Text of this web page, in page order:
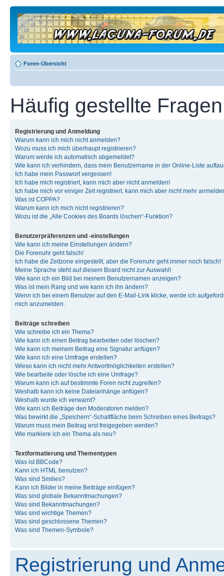
Foren-Übersicht
Häufig gestellte Fragen
Registrierung und Anmeldung
Warum kann ich mich nicht anmelden?
Wozu muss ich mich überhaupt registrieren?
Warum werde ich automatisch abgemeldet?
Wie kann ich verhindern, dass mein Benutzername in der Online-Liste
Ich habe mein Passwort vergessen!
Ich habe mich registriert, kann mich aber nicht anmelden!
Ich habe mich vor einiger Zeit registriert, kann mich aber nicht mehr
Was ist COPPA?
Warum kann ich mich nicht registrieren?
Wozu ist die „Alle Cookies des Boards löschen“-Funktion?
Benutzerpräferenzen und -einstellungen
Wie kann ich meine Einstellungen ändern?
Die Forenuhr geht falsch!
Ich habe die Zeitzone eingestellt, aber die Forenuhr geht immer noch falsch!
Meine Sprache steht auf diesem Board nicht zur Auswahl!
Wie kann ich ein Bild bei meinem Benutzernamen anzeigen?
Was ist mein Rang und wie kann ich ihn ändern?
Wenn ich bei einem Benutzer auf den E-Mail-Link klicke, werde ich
mich anzumelden.
Beiträge schreiben
Wie schreibe ich ein Thema?
Wie kann ich einen Beitrag bearbeiten oder löschen?
Wie kann ich meinem Beitrag eine Signatur anfügen?
Wie kann ich eine Umfrage erstellen?
Wieso kann ich nicht mehr Antwortmöglichkeiten erstellen?
Wie bearbeite oder lösche ich eine Umfrage?
Warum kann ich auf bestimmte Foren nicht zugreifen?
Weshalb kann ich keine Dateianhänge anfügen?
Weshalb wurde ich verwarnt?
Wie kann ich Beiträge den Moderatoren melden?
Was bewirkt die „Speichern“-Schaltfläche beim Schreiben eines Beitrags?
Warum muss mein Beitrag erst freigegeben werden?
Wie markiere ich ein Thema als neu?
Textformatierung und Thementypen
Was ist BBCode?
Kann ich HTML benutzen?
Was sind Smilies?
Kann ich Bilder in meine Beiträge einfügen?
Was sind globale Bekanntmachungen?
Was sind Bekanntmachungen?
Was sind wichtige Themen?
Was sind geschlossene Themen?
Was sind Themen-Symbole?
Registrierung und